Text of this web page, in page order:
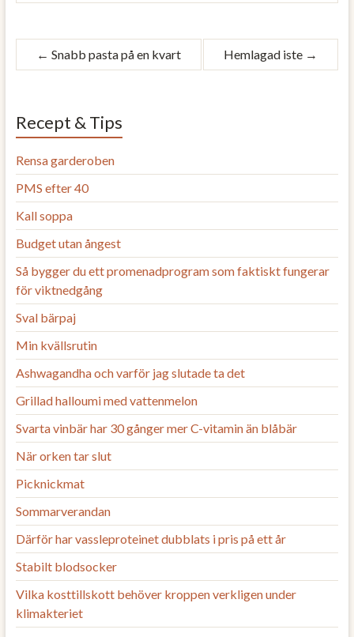
← Snabb pasta på en kvart Hemlagad iste →
Recept & Tips
Rensa garderoben
PMS efter 40
Kall soppa
Budget utan ångest
Så bygger du ett promenadprogram som faktiskt fungerar
för viktnedgång
Sval bärpaj
Min kvällsrutin
Ashwagandha och varför jag slutade ta det
Grillad halloumi med vattenmelon
Svarta vinbär har 30 gånger mer C-vitamin än blåbär
När orken tar slut
Picknickmat
Sommarverandan
Därför har vassleproteinet dubblats i pris på ett år
Stabilt blodsocker
Vilka kosttillskott behöver kroppen verkligen under
klimakteriet